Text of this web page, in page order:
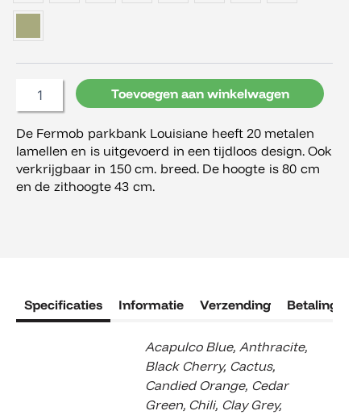
Toevoegen aan winkelwagen
De Fermob parkbank Louisiane heeft 20 metalen
lamellen en is uitgevoerd in een tijdloos design. Ook
verkrijgbaar in 150 cm. breed. De hoogte is 80 cm
en de zithoogte 43 cm.
Specificaties Informatie Verzending Betaling
Acapulco Blue, Anthracite,
Black Cherry, Cactus,
Candied Orange, Cedar
Green, Chili, Clay Grey,